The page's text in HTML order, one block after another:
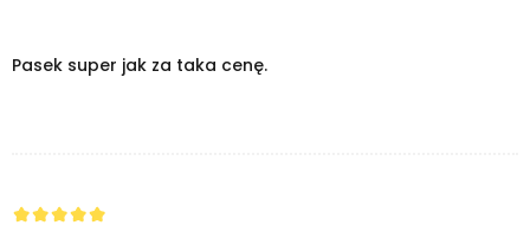
Pasek super jak za taka cenę.